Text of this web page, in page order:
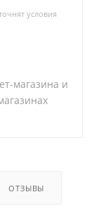
условия
магазина и
ОТЗЫВЫ